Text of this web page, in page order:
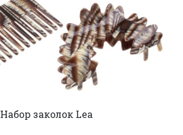
Набор заколок Lea